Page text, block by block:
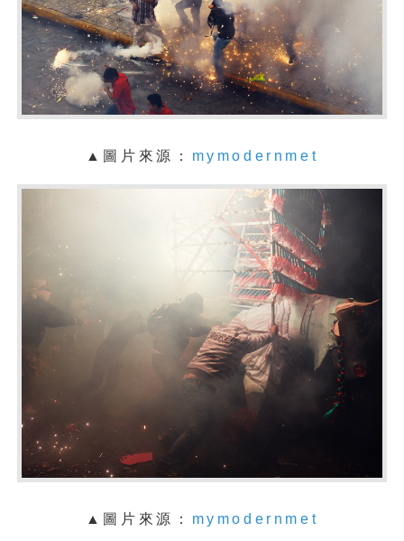
▲圖片來源： mymodernmet
▲圖片來源： mymodernmet